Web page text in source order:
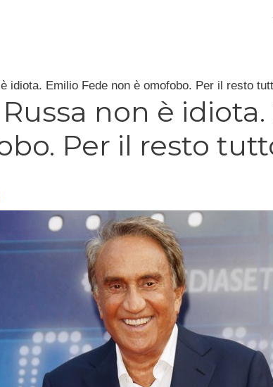
idiota. Emilio Fede non è omofobo. Per il resto
non è
Per il resto